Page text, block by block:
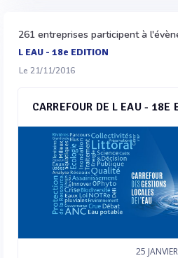
261 entreprises participent à
L EAU - 18e EDITION
Le 21/11/2016
CARREFOUR DE L EAU - 18E
25 JANVIER